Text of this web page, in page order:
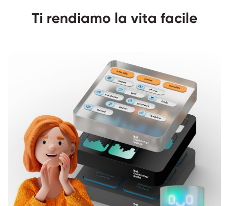
Ti rendiamo la vita facile